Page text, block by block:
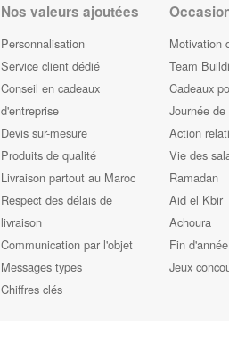
Nos valeurs ajoutées
Personnalisation
Service client dédié
Conseil en cadeaux
d'entreprise
Devis sur-mesure
Produits de qualité
Livraison partout au Maroc
Respect des délais de
livraison
Communication par l'objet
Messages types
Chiffres clés
Motivation
Team
Cadeaux
Journée
Action
Vie des
Ramadan
Aid el Kbir
Achoura
Fin d'année
Jeux